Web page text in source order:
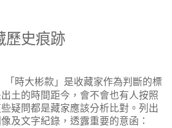
歷史痕跡
「時大彬款」是收藏家作為判斷的標
土的時間距今，會不會也有人按照
疑問都是藏家應該分析比對。列出
及文字紀錄，透露重要的意函：